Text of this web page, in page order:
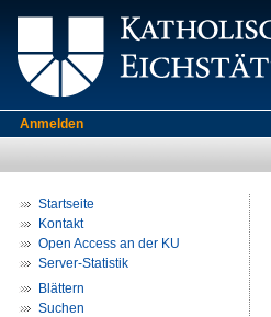
Anmelden
Startseite
Kontakt
Open Access an der KU
Server-Statistik
Blättern
Suchen